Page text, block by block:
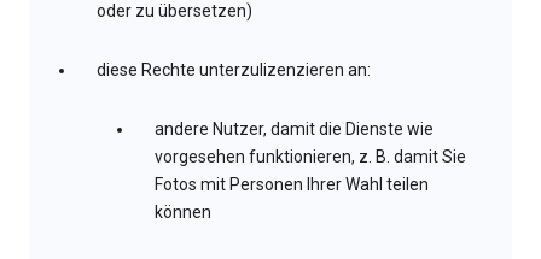
oder zu übersetzen)
diese Rechte unterzulizenzieren an:
andere Nutzer, damit die Dienste wie
vorgesehen funktionieren, z. B. damit Sie
Fotos mit Personen Ihrer Wahl teilen
können